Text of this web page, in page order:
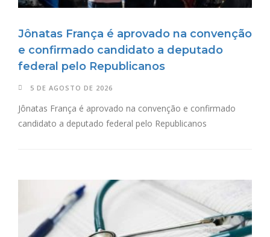
Jônatas França é aprovado na convenção
e confirmado candidato a deputado
federal pelo Republicanos
5 DE AGOSTO DE 2026
Jônatas França é aprovado na convenção e confirmado
candidato a deputado federal pelo Republicanos